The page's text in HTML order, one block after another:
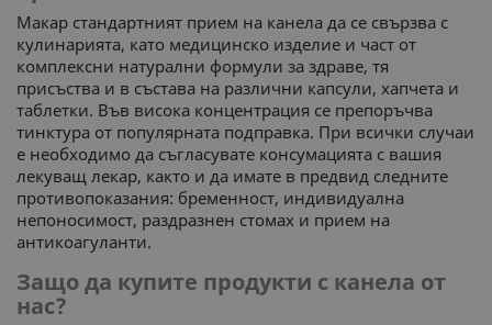
Макар стандартният прием на канела да се свързва с
кулинарията, като медицинско изделие и част от
комплексни натурални формули за здраве, тя
присъства и в състава на различни капсули, хапчета и
таблетки. Във висока концентрация се препоръчва
тинктура от популярната подправка. При всички случаи
е необходимо да съгласувате консумацията с вашия
лекуващ лекар, както и да имате в предвид следните
противопоказания: бременност, индивидуална
непоносимост, раздразнен стомах и прием на
антикоагуланти.
Защо да купите продукти с канела от
нас?
МАРКЕТИНГOВИ
ФУНКЦИОНАЛНИ
НЕКЛАСИФИЦИРАНИ